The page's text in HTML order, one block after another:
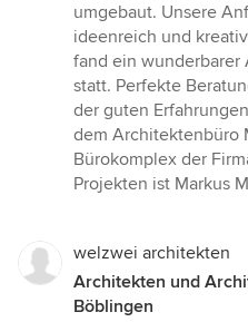
von
5
Sternen
umgebaut. Unsere
ideenreich und
fand ein wunderbarer
statt. Perfekte
der guten
dem Architektenbüro
Bürokomplex der
Projekten ist Markus
welzwei architekten
Architekten und
Böblingen